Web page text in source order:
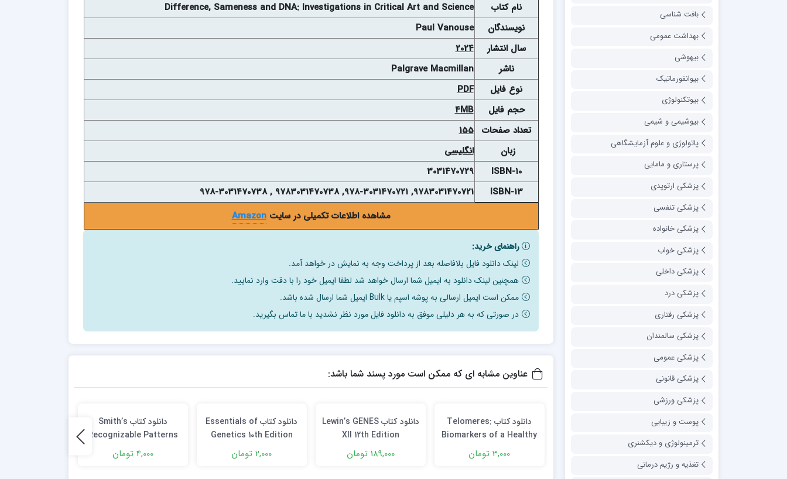
نام کتاب
Difference, Sameness and DNA: Investigations in Critical Art and Science
نويسندگان
Paul Vanouse
سال انتشار
2024
ناشر
Palgrave Macmillan
نوع فايل
PDF
حجم فايل
4MB
تعداد صفحات
155
زبان
انگلیسی
ISBN-10
3031470729
ISBN-13
9783031470721, 978-3031470721, 9783031470738 , 978-3031470738
مشاهده اطلاعات تکمیلی در سایتAmazon
راهنمای خرید:
لینک دانلود فایل بلافاصله بعد از پرداخت وجه به نمایش در خواهد آمد.
همچنین لینک دانلود به ایمیل شما ارسال خواهد شد لطفا ایمیل خود را با دقت وارد نمایید.
ممکن است ایمیل ارسالی به پوشه اسپم یا Bulk ایمیل شما ارسال شده باشد.
در صورتی که به هر دلیلی موفق به دانلود فایل مورد نظر نشدید با ما تماس بگیرید.
عناوین مشابه ای که ممکن است مورد پسند شما باشد:
دانلود کتاب Telomeres:
Biomarkers of a Healthy
Life and Successful
Aging 1st Edition
3,000 تومان
دانلود كتاب Lewin’s GENES
XII 12th Edition
189,000 تومان
دانلود کتاب Essentials of
Genetics 10th Edition
2,000 تومان
دانلود کتاب Smith’s
Recognizable Patterns
of Human Malformation
7th Edition
4,000 تومان
بافت شناسی
بهداشت عمومی
بیهوشی
بیوانفورماتیک
بیوتکنولوژی
بیوشیمی و شیمی
پاتولوژی و علوم آزمایشگاهی
پرستاری و مامایی
پزشکی ارتوپدی
پزشکی تنفسی
پزشکی خانواده
پزشکی خواب
پزشکی داخلی
پزشکی درد
پزشکی رفتاری
پزشکی سالمندان
پزشکی عمومی
پزشکی قانونی
پزشکی ورزشی
پوست و زیبایی
ترمینولوژی و دیکشنری
تغذیه و رژیم درمانی